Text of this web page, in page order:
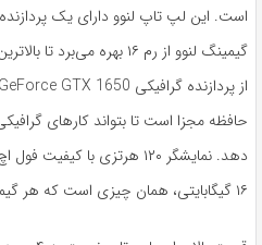
گیمینگ لنوو از رم ۱۶ بهره
حافظه مجزا است تا بتواند کارهای
دهد. نمایشگر ۱۲۰ هرتزی با
۱۶ گیگابایتی، همان چیزی است که هر گیمری می‌خواهد.